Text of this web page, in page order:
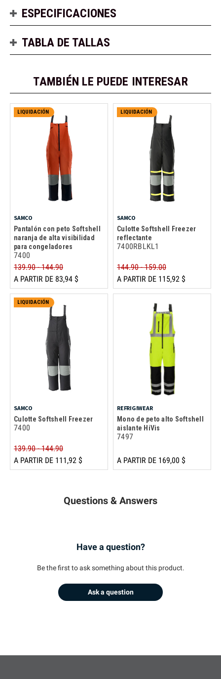
ESPECIFICACIONES
TABLA DE TALLAS
TAMBIÉN LE PUEDE INTERESAR
LIQUIDACIÓN
SAMCO
Pantalón con peto Softshell
naranja de alta visibilidad
para congeladores
7400
139.90 - 144.90
A PARTIR DE 83,94 $
LIQUIDACIÓN
SAMCO
Culotte Softshell Freezer
reflectante
7400RBLKL1
144.90 - 159.00
A PARTIR DE 115,92 $
LIQUIDACIÓN
SAMCO
Culotte Softshell Freezer
7400
139.90 - 144.90
A PARTIR DE 111,92 $
REFRIGIWEAR
Mono de peto alto Softshell
aislante HiVis
7497
A PARTIR DE 169,00 $
Questions & Answers
Have a question?
Be the first to ask something about this product.
Ask a question